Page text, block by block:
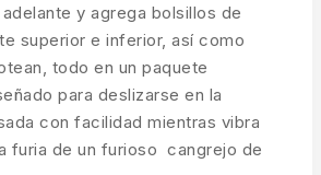
y agrega bolsillos de
superior e inferior, así como
todo en un paquete
para deslizarse en la
con facilidad mientras vibra
furia de un furioso cangrejo de